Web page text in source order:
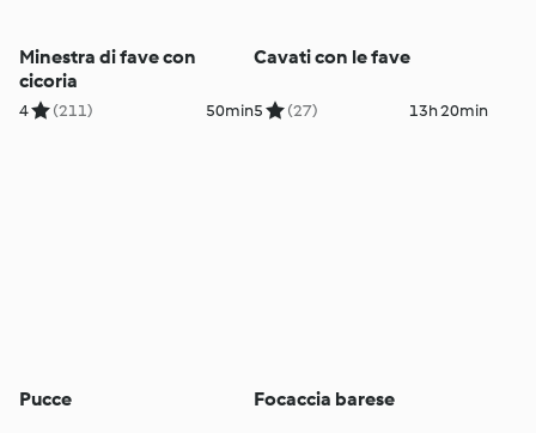
Minestra di fave con
cicoria
4 (211) 50min
Cavati con le fave
5 (27) 13h 20min
Pucce Focaccia barese